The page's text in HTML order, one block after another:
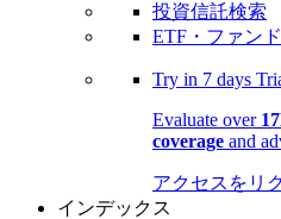
投資信託検索
ETF・ファン
Try in 7 days
Evaluate over
coverage and
アクセスをリ
インデックス